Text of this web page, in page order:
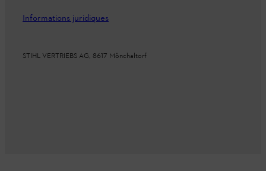
Informations juridiques
STIHL VERTRIEBS AG, 8617 Mönchaltorf